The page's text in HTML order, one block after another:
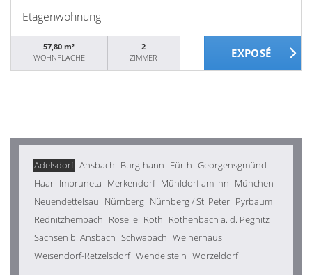
Etagenwohnung
57,80 m²
WOHNFLÄCHE
2
ZIMMER
Adelsdorf Ansbach Burgthann Fürth Georgensgmünd
Haar Impruneta Merkendorf Mühldorf am Inn München
Neuendettelsau Nürnberg Nürnberg / St. Peter Pyrbaum
Rednitzhembach Roselle Roth Röthenbach a. d. Pegnitz
Sachsen b. Ansbach Schwabach Weiherhaus
Weisendorf-Retzelsdorf Wendelstein Worzeldorf